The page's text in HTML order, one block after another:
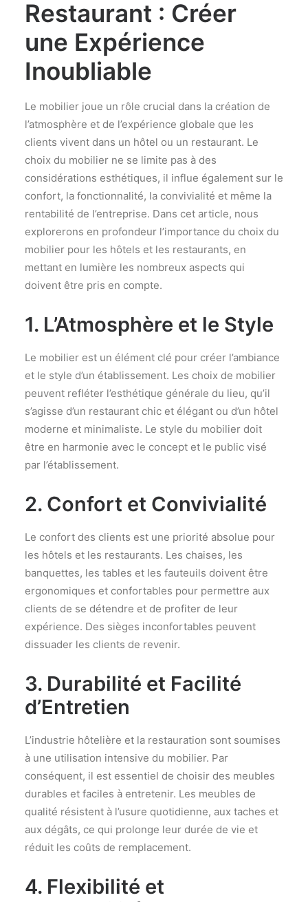
Restaurant : Créer
une Expérience
Inoubliable
Le mobilier joue un rôle crucial dans la création de
l’atmosphère et de l’expérience globale que les
clients vivent dans un hôtel ou un restaurant. Le
choix du mobilier ne se limite pas à des
considérations esthétiques, il influe également sur le
confort, la fonctionnalité, la convivialité et même la
rentabilité de l’entreprise. Dans cet article, nous
explorerons en profondeur l’importance du choix du
mobilier pour les hôtels et les restaurants, en
mettant en lumière les nombreux aspects qui
doivent être pris en compte.
1. L’Atmosphère et le Style
Le mobilier est un élément clé pour créer l’ambiance
et le style d’un établissement. Les choix de mobilier
peuvent refléter l’esthétique générale du lieu, qu’il
s’agisse d’un restaurant chic et élégant ou d’un hôtel
moderne et minimaliste. Le style du mobilier doit
être en harmonie avec le concept et le public visé
par l’établissement.
2. Confort et Convivialité
Le confort des clients est une priorité absolue pour
les hôtels et les restaurants. Les chaises, les
banquettes, les tables et les fauteuils doivent être
ergonomiques et confortables pour permettre aux
clients de se détendre et de profiter de leur
expérience. Des sièges inconfortables peuvent
dissuader les clients de revenir.
3. Durabilité et Facilité
d’Entretien
L’industrie hôtelière et la restauration sont soumises
à une utilisation intensive du mobilier. Par
conséquent, il est essentiel de choisir des meubles
durables et faciles à entretenir. Les meubles de
qualité résistent à l’usure quotidienne, aux taches et
aux dégâts, ce qui prolonge leur durée de vie et
réduit les coûts de remplacement.
4. Flexibilité et